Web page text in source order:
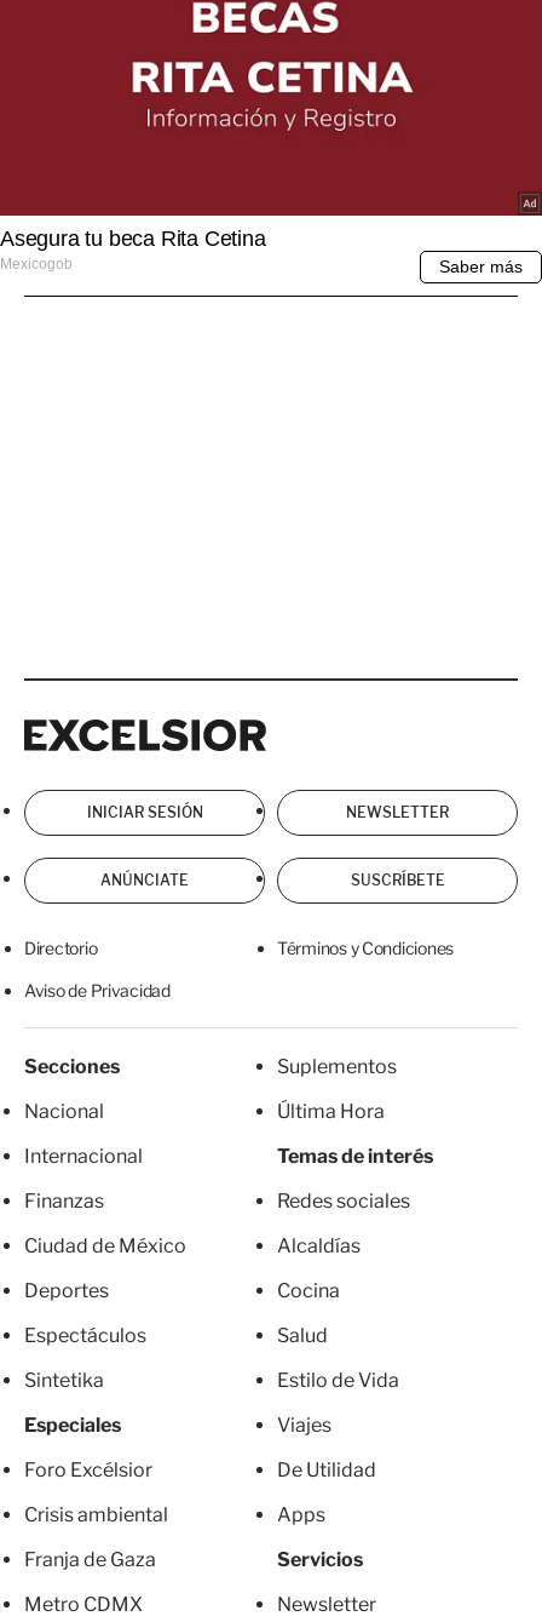
INICIAR SESIÓN NEWSLETTER
ANÚNCIATE SUSCRÍBETE
Directorio Términos y Condiciones
Aviso de Privacidad
Secciones
Nacional
Internacional
Finanzas
Ciudad de México
Deportes
Espectáculos
Sintetika
Especiales
Foro Excélsior
Crisis ambiental
Franja de Gaza
Metro CDMX
Suplementos
Última Hora
Temas de interés
Redes sociales
Alcaldías
Cocina
Salud
Estilo de Vida
Viajes
De Utilidad
Apps
Servicios
Newsletter